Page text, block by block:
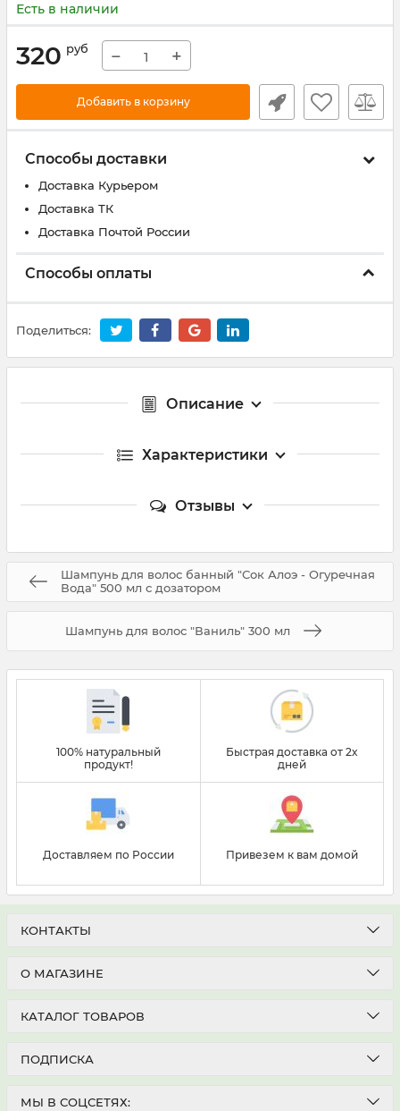
Есть в наличии
320 руб − +
Добавить в корзину
Способы доставки
Доставка Курьером
Доставка ТК
Доставка Почтой России
Способы оплаты
Поделиться:
Описание
Характеристики
Отзывы
Шампунь для волос банный "Сок Алоэ - Огуречная
Вода" 500 мл с дозатором
Шампунь для волос "Ваниль" 300 мл
100% натуральный
продукт!
Быстрая доставка от 2х
дней
Доставляем по России Привезем к вам домой
КОНТАКТЫ
О МАГАЗИНЕ
КАТАЛОГ ТОВАРОВ
ПОДПИСКА
МЫ В СОЦСЕТЯХ: